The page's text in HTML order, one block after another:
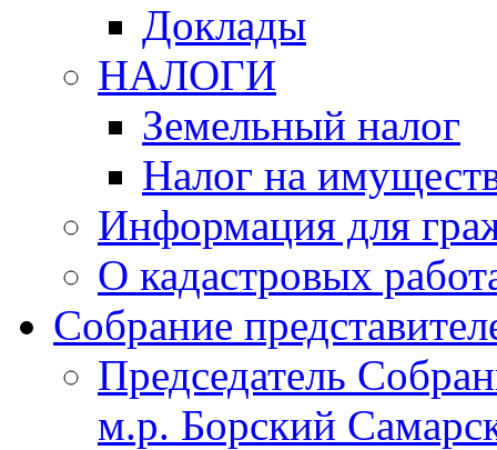
Доклады
НАЛОГИ
Земельный налог
Налог на
Информация для
О кадастровых
Собрание
Председатель
м.р. Борский